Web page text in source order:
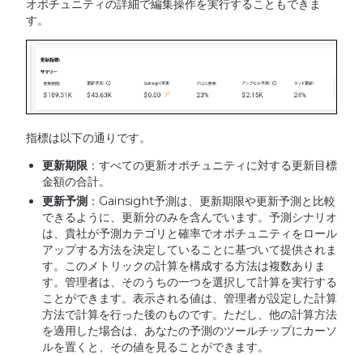
オポチュニティの詳細で編集操作を実行することもできま
す。
指標は以下の通りです。
更新期限：すべての更新オポチュニティに対する更新目標
金額の合計。
更新予測 ：Gainsight予測は、更新期限や更新予測と比較
できるように、更新分のみを含んでいます。予測シナリオ
は、貴社が予測カテゴリと確率でオポチュニティをロール
アップする方法を決定していることに基づいて提供されま
す。このメトリックの計算を構成する方法は複数ありま
す。管理者は、そのうちの一つを選択して計算を実行する
ことができます。表示される値は、管理者が設定した計算
方法で計算を行った後のものです。ただし、他の計算方法
を適用した場合は、あなたの予測のツールチップにカーソ
ルを置くと、その値を見ることができます。